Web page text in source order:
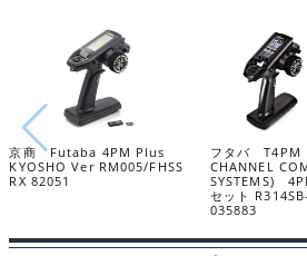
京商 Futaba 4PM Plus
KYOSHO Ver RM005/FHSS
RX 82051
フタバ T4PM
CHANNEL
SYSTEMS)
セット
035883